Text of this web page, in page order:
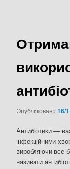
Опубликовано16/
Антибіотики —
інфекційними
виробляючи все
називати